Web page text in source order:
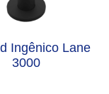
Ingênico Lane
3000